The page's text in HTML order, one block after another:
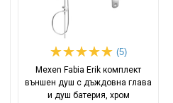
(5)
Mexen Fabia Erik комплект
външен душ с дъждовна глава
и душ батерия, хром